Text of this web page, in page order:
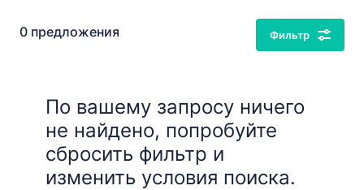
0 предложения Фильтр
По вашему запросу ничего
не найдено, попробуйте
сбросить фильтр и
изменить условия поиска.